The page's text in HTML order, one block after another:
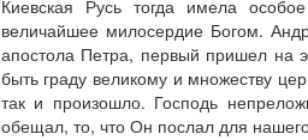
Киевская Русь тогда имела
величайшее милосердие Богом.
апостола Петра, первый пришел на
быть граду великому и множеству
так и произошло. Господь
обещал, то, что Он послал для